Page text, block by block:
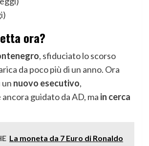
ora?
, sfiduciato lo scorso
da poco più di un anno. Ora
nuovo esecutivo,
guidato da AD, ma in cerca
La moneta da 7 Euro di Ronaldo